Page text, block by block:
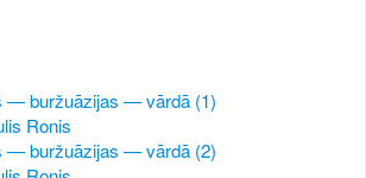
— buržuāzijas — vārdā (1)
Ronis
— buržuāzijas — vārdā (2)